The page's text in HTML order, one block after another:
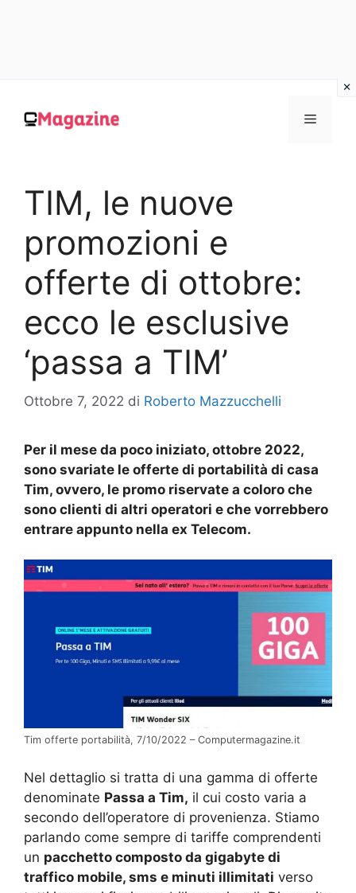
contenuto
MENU
TIM, le nuove
promozioni e
offerte di ottobre:
ecco le esclusive
‘passa a TIM’
Ottobre 7, 2022 di Roberto Mazzucchelli
Per il mese da poco iniziato, ottobre 2022,
sono svariate le offerte di portabilità di casa
Tim, ovvero, le promo riservate a coloro che
sono clienti di altri operatori e che vorrebbero
entrare appunto nella ex Telecom.
Tim offerte portabilità, 7/10/2022 – Computermagazine.it
Nel dettaglio si tratta di una gamma di offerte
denominate Passa a Tim, il cui costo varia a
secondo dell’operatore di provenienza. Stiamo
parlando come sempre di tariffe comprendenti
un pacchetto composto da gigabyte di
traffico mobile, sms e minuti illimitati verso